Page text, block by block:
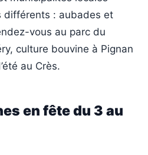
différents : aubades et
vous au parc du
culture bouvine à Pignan
au Crès.
en fête du 3 au